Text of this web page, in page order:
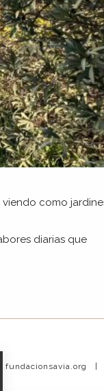
como
diarias que
fundacionsavia.org |